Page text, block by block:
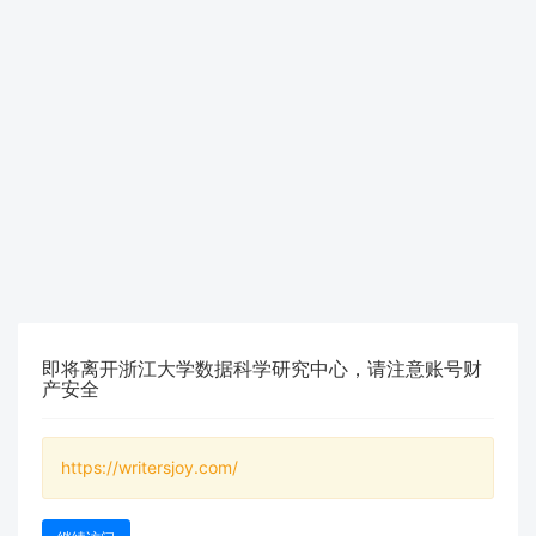
即将离开浙江大学数据科学研究中心，请注意账号财
产安全
https://writersjoy.com/